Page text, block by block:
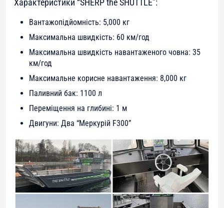
Характеристики “SHERP the SHUTTLE”:
Вантажопідйомність: 5,000 кг
Максимальна швидкість: 60 км/год
Максимальна швидкість навантаженого човна: 35
км/год
Максимальне корисне навантаження: 8,000 кг
Паливний бак: 1100 л
Переміщення на глибині: 1 м
Двигуни: Два “Меркурій F300”